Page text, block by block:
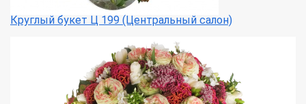
Круглый букет Ц 199 (Центральный салон)